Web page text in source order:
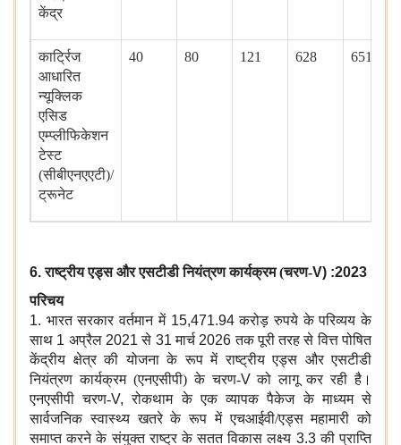
केंद्र
कार्ट्रिज
आधारित
न्यूक्लिक
एसिड
एम्प्लीफिकेशन
टेस्ट
(सीबीएनएएटी)/
ट्रूनेट
40 80 121 628 651
6.राष्ट्रीय एड्स और एसटीडी नियंत्रण कार्यक्रम (चरण-V) :2023
परिचय
1. भारत सरकार वर्तमान में 15,471.94करोड़ रुपये के परिव्यय के
साथ 1 अप्रैल 2021से 31मार्च2026तक पूरी तरह से वित्त पोषित
केंद्रीय क्षेत्र की योजना के रूप में राष्ट्रीय एड्स और एसटीडी
नियंत्रण कार्यक्रम (एनएसीपी) के चरण-Vको लागू कर रही है।
एनएसीपी चरण-V,रोकथाम के एक व्यापक पैकेज के माध्यम से
सार्वजनिक स्वास्थ्य खतरे के रूप में एचआईवी/एड्स महामारी को
समाप्त करने के संयुक्त राष्ट्र के सतत विकास लक्ष्य 3.3की प्राप्ति